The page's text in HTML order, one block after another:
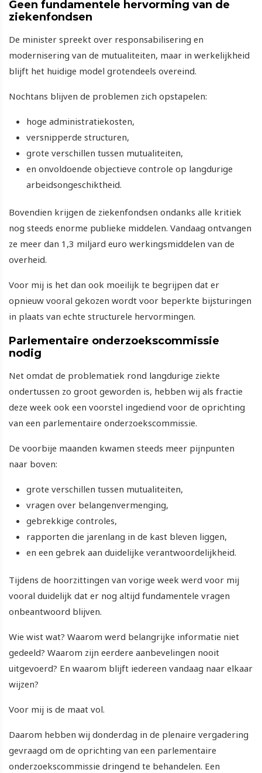
Geen fundamentele hervorming van de
ziekenfondsen
De minister spreekt over responsabilisering en
modernisering van de mutualiteiten, maar in werkelijkheid
blijft het huidige model grotendeels overeind.
Nochtans blijven de problemen zich opstapelen:
hoge administratiekosten,
versnipperde structuren,
grote verschillen tussen mutualiteiten,
en onvoldoende objectieve controle op langdurige
arbeidsongeschiktheid.
Bovendien krijgen de ziekenfondsen ondanks alle kritiek
nog steeds enorme publieke middelen. Vandaag ontvangen
ze meer dan 1,3 miljard euro werkingsmiddelen van de
overheid.
Voor mij is het dan ook moeilijk te begrijpen dat er
opnieuw vooral gekozen wordt voor beperkte bijsturingen
in plaats van echte structurele hervormingen.
Parlementaire onderzoekscommissie
nodig
Net omdat de problematiek rond langdurige ziekte
ondertussen zo groot geworden is, hebben wij als fractie
deze week ook een voorstel ingediend voor de oprichting
van een parlementaire onderzoekscommissie.
De voorbije maanden kwamen steeds meer pijnpunten
naar boven:
grote verschillen tussen mutualiteiten,
vragen over belangenvermenging,
gebrekkige controles,
rapporten die jarenlang in de kast bleven liggen,
en een gebrek aan duidelijke verantwoordelijkheid.
Tijdens de hoorzittingen van vorige week werd voor mij
vooral duidelijk dat er nog altijd fundamentele vragen
onbeantwoord blijven.
Wie wist wat? Waarom werd belangrijke informatie niet
gedeeld? Waarom zijn eerdere aanbevelingen nooit
uitgevoerd? En waarom blijft iedereen vandaag naar elkaar
wijzen?
Voor mij is de maat vol.
Daarom hebben wij donderdag in de plenaire vergadering
gevraagd om de oprichting van een parlementaire
onderzoekscommissie dringend te behandelen. Een